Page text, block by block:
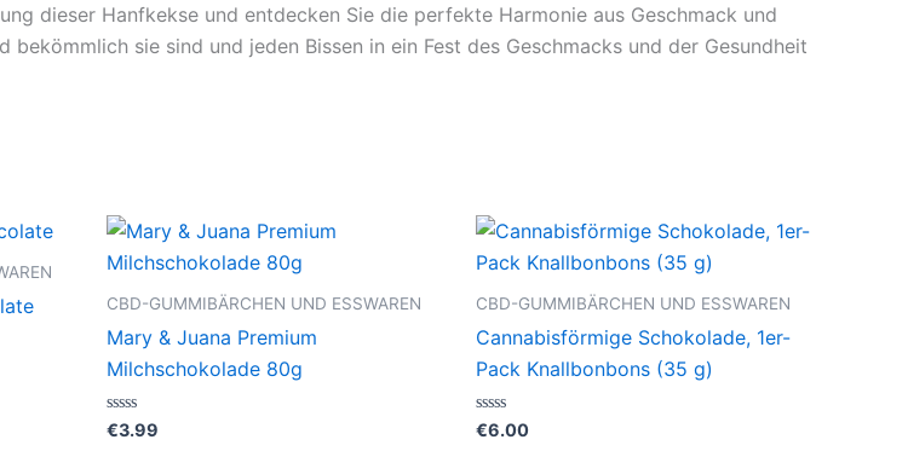
dieser Hanfkekse und entdecken Sie die perfekte Harmonie aus Geschmack und
sie sind und jeden Bissen in ein Fest des Geschmacks und der Gesundheit
CBD-GUMMIBÄRCHEN UND ESSWAREN
Mary & Juana Premium
Milchschokolade 80g
Bewertet
mit
€3.99
CBD-GUMMIBÄRCHEN UND ESSWAREN
Cannabisförmige Schokolade, 1er-
Pack Knallbonbons (35 g)
Bewertet
€6.00